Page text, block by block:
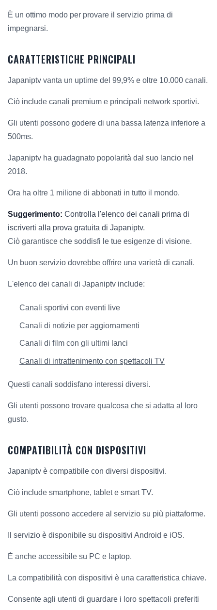
È un ottimo modo per provare il servizio prima di
impegnarsi.
CARATTERISTICHE PRINCIPALI
Japaniptv vanta un uptime del 99,9% e oltre 10.000 canali.
Ciò include canali premium e principali network sportivi.
Gli utenti possono godere di una bassa latenza inferiore a
500ms.
Japaniptv ha guadagnato popolarità dal suo lancio nel
2018.
Ora ha oltre 1 milione di abbonati in tutto il mondo.
Suggerimento: Controlla l'elenco dei canali prima di
iscriverti alla prova gratuita di Japaniptv.
Ciò garantisce che soddisfi le tue esigenze di visione.
Un buon servizio dovrebbe offrire una varietà di canali.
L'elenco dei canali di Japaniptv include:
Canali sportivi con eventi live
Canali di notizie per aggiornamenti
Canali di film con gli ultimi lanci
Canali di intrattenimento con spettacoli TV
Questi canali soddisfano interessi diversi.
Gli utenti possono trovare qualcosa che si adatta al loro
gusto.
COMPATIBILITÀ CON DISPOSITIVI
Japaniptv è compatibile con diversi dispositivi.
Ciò include smartphone, tablet e smart TV.
Gli utenti possono accedere al servizio su più piattaforme.
Il servizio è disponibile su dispositivi Android e iOS.
È anche accessibile su PC e laptop.
La compatibilità con dispositivi è una caratteristica chiave.
Consente agli utenti di guardare i loro spettacoli preferiti